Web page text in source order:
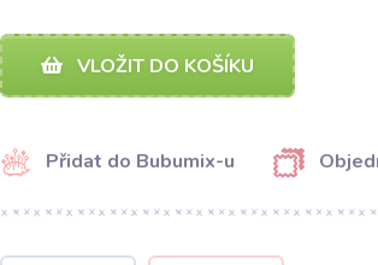
VLOŽIT DO KOŠÍKU
Přidat do Bubumix-u